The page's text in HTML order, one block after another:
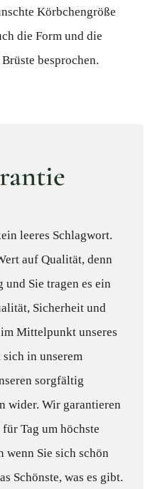
Körbchengröße
die Form und die
besprochen.
leeres Schlagwort.
auf Qualität, denn
Sie tragen es ein
Sicherheit und
Mittelpunkt unseres
in unserem
sorgfältig
wider. Wir garantieren
Tag um höchste
wenn Sie sich schön
Schönste, was es gibt.